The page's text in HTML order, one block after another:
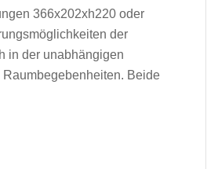
366x202xh220 oder
der
in der unabhängigen
Beide